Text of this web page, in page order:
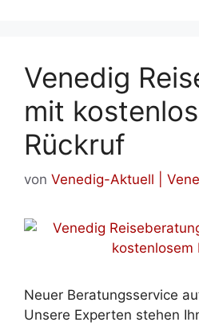
Venedig
mit
Rückruf
von Venedig-Aktuell |
Neuer Beratungsservice
Unsere Experten stehen